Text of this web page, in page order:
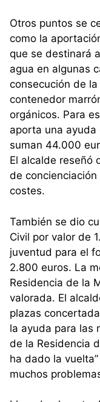
Otros puntos se
como la
que se destinará
agua en algunas
consecución de
contenedor
orgánicos. Para
aporta una
suman 44.000
El alcalde reseñó
de
costes.
También se dio
Civil por valor de
juventud para el
2.800 euros. La
Residencia de la
valorada. El
plazas
la ayuda para las
de la Residencia
ha dado la
muchos